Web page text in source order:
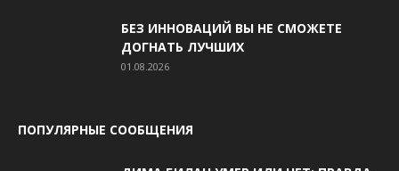
БЕЗ ИННОВАЦИЙ ВЫ НЕ СМОЖЕТЕ
ДОГНАТЬ ЛУЧШИХ
01.08.2026
ПОПУЛЯРНЫЕ СООБЩЕНИЯ